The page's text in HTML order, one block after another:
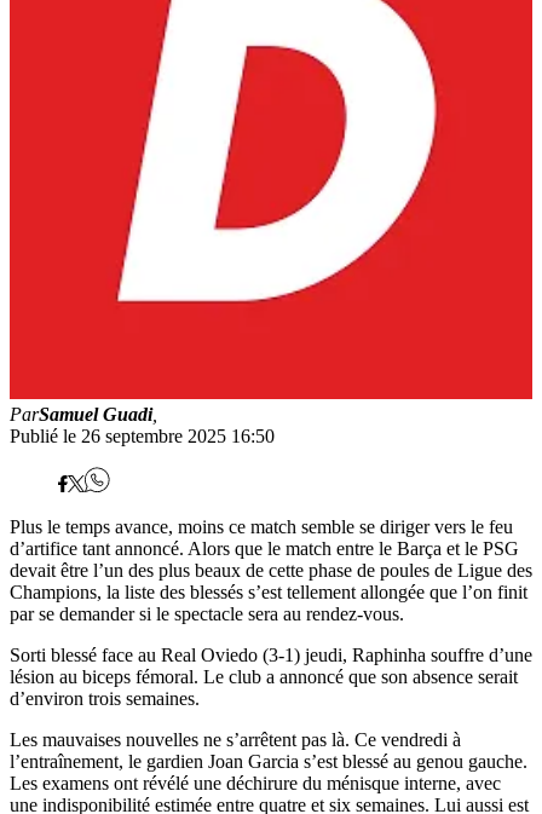
ParSamuel Guadi,
Publié le 26 septembre 2025 16:50
Plus le temps avance, moins ce match semble se diriger vers le feu
d’artifice tant annoncé. Alors que le match entre le Barça et le PSG
devait être l’un des plus beaux de cette phase de poules de Ligue des
Champions, la liste des blessés s’est tellement allongée que l’on finit
par se demander si le spectacle sera au rendez-vous.
Sorti blessé face au Real Oviedo (3-1) jeudi, Raphinha souffre d’une
lésion au biceps fémoral. Le club a annoncé que son absence serait
d’environ trois semaines.
Les mauvaises nouvelles ne s’arrêtent pas là. Ce vendredi à
l’entraînement, le gardien Joan Garcia s’est blessé au genou gauche.
Les examens ont révélé une déchirure du ménisque interne, avec
une indisponibilité estimée entre quatre et six semaines. Lui aussi est